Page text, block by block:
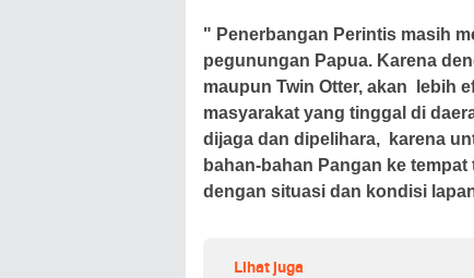
" Penerbangan Perintis masih
pegunungan Papua. Karena
maupun Twin Otter, akan lebih
masyarakat yang tinggal di
dijaga dan dipelihara, karena
bahan-bahan Pangan ke
dengan situasi dan kondisi
Lihat juga